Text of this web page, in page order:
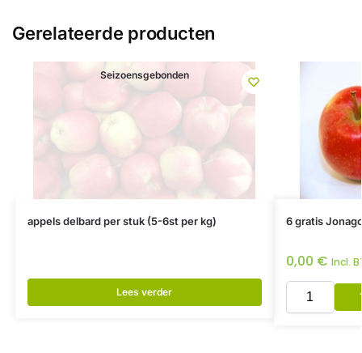
Gerelateerde producten
Seizoensgebonden
appels delbard per stuk (5-6st per kg)
Lees verder
6 gratis
0,00 € Incl.